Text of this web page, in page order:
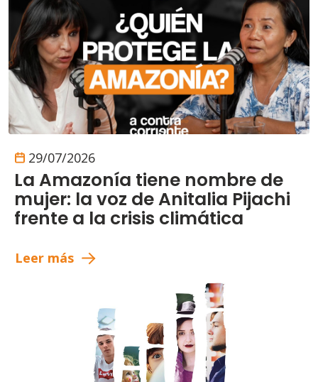
29/07/2026
La Amazonía tiene nombre de
mujer: la voz de Anitalia Pijachi
frente a la crisis climática
Leer más